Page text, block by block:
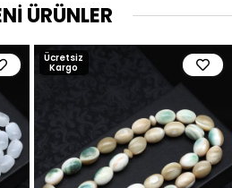
ÜRÜNLER
Ücretsiz
Kargo